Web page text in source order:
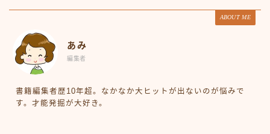
ABOUT ME
あみ
編集者
書籍編集者歴10年超。なかなか大ヒットが出ないのが悩みで
す。才能発掘が大好き。